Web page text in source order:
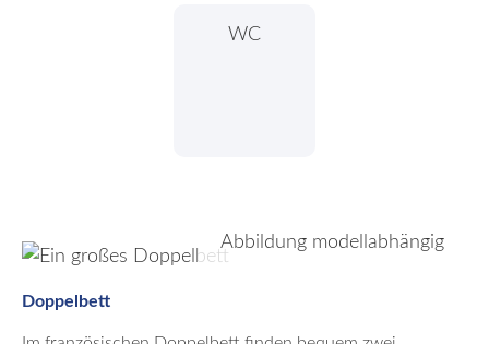
WC
Abbildung modellabhängig
Doppelbett